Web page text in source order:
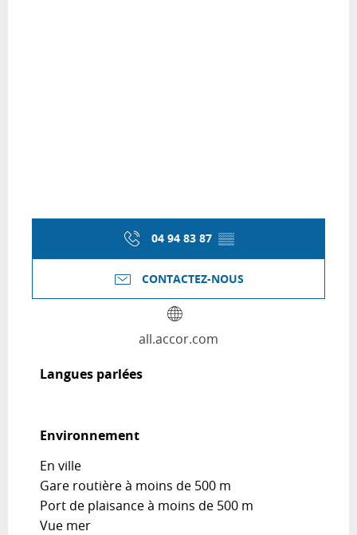
04 94 83 87 ▒▒
CONTACTEZ-NOUS
all.accor.com
Langues parlées
Langues parlées
Environnement
Environnement
En ville
Gare routière à moins de 500 m
Port de plaisance à moins de 500 m
Vue mer